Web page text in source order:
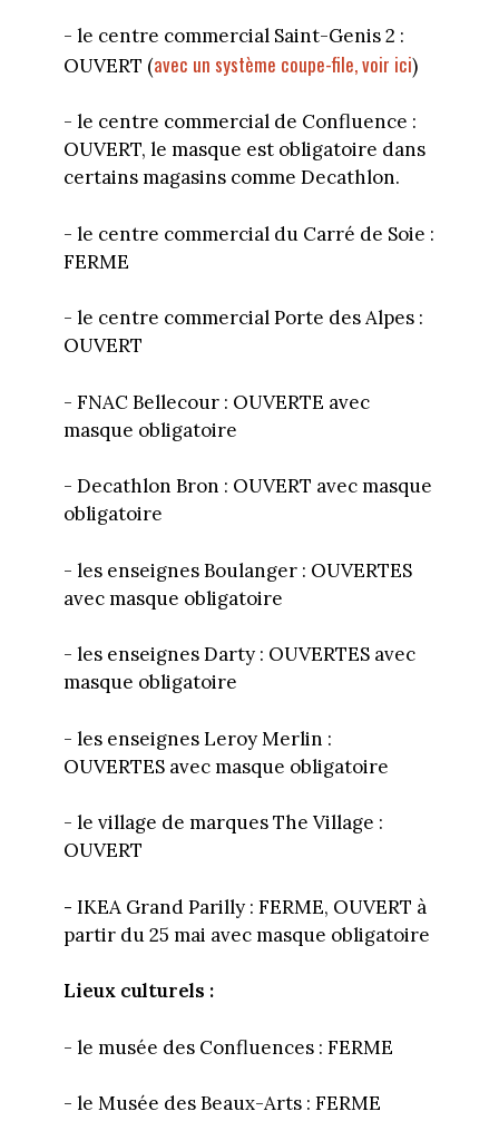
- le centre commercial Saint-Genis 2 :
OUVERT (avec un système coupe-file, voir ici)
- le centre commercial de Confluence :
OUVERT, le masque est obligatoire dans
certains magasins comme Decathlon.
- le centre commercial du Carré de Soie :
FERME
- le centre commercial Porte des Alpes :
OUVERT
- FNAC Bellecour : OUVERTE avec
masque obligatoire
- Decathlon Bron : OUVERT avec masque
obligatoire
- les enseignes Boulanger : OUVERTES
avec masque obligatoire
- les enseignes Darty : OUVERTES avec
masque obligatoire
- les enseignes Leroy Merlin :
OUVERTES avec masque obligatoire
- le village de marques The Village :
OUVERT
- IKEA Grand Parilly : FERME, OUVERT à
partir du 25 mai avec masque obligatoire
Lieux culturels :
- le musée des Confluences : FERME
- le Musée des Beaux-Arts : FERME